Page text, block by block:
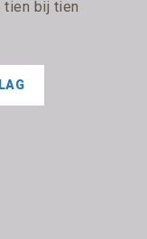
tien bij tien